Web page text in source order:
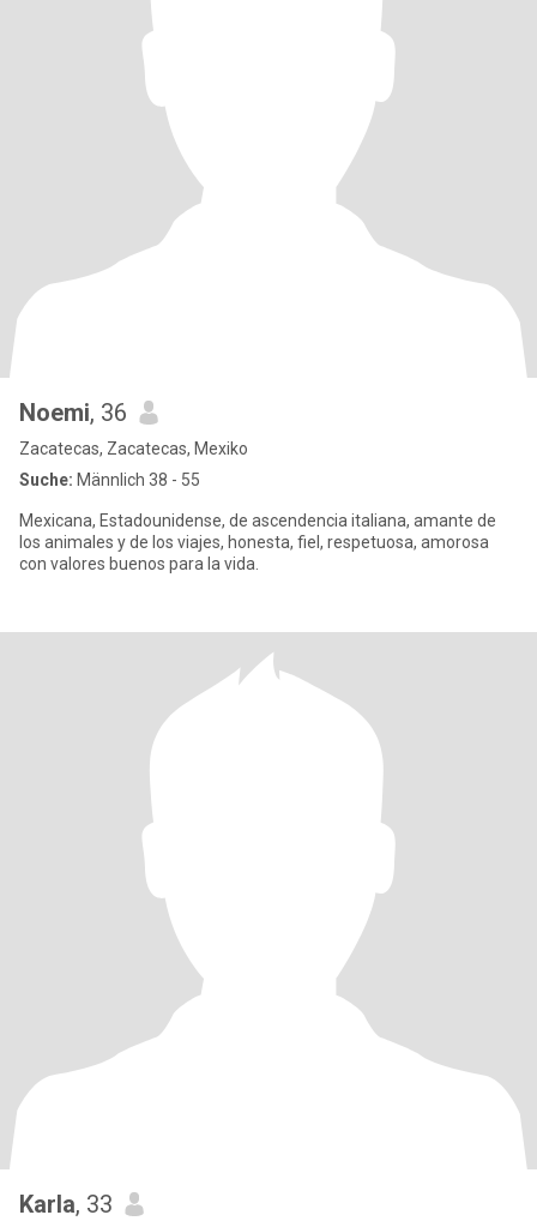
Noemi, 36
Zacatecas, Zacatecas, Mexiko
Suche: Männlich 38 - 55
Mexicana, Estadounidense, de ascendencia italiana, amante de
los animales y de los viajes, honesta, fiel, respetuosa, amorosa
con valores buenos para la vida.
Karla, 33